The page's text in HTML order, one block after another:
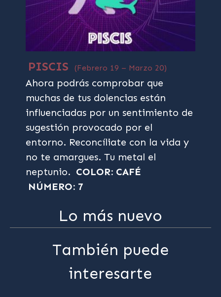
PISCIS (Febrero 19 – Marzo 20)
Ahora podrás comprobar que
muchas de tus dolencias están
influenciadas por un sentimiento de
sugestión provocado por el
entorno. Reconcíliate con la vida y
no te amargues. Tu metal el
neptunio. COLOR: CAFÉ
NÚMERO: 7
Lo más nuevo
También puede
interesarte